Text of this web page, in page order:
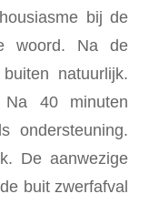
bij de
woord. Na de
natuurlijk.
40 minuten
ondersteuning.
De aanwezige
buit zwerfafval